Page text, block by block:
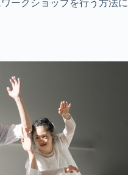
ークショップを行う方法に